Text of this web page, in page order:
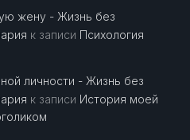
жену - Жизнь без
к записи Психология
личности - Жизнь без
к записи История моей